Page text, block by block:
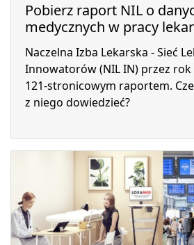
Pobierz raport NIL o
medycznych w pracy
Naczelna Izba Lekarska - Sieć
Innowatorów (NIL IN) przez rok
121-stronicowym raportem.
z niego dowiedzieć?